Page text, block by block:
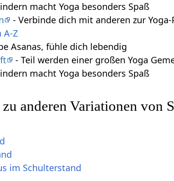
macht Yoga besonders Spaß
- Verbinde dich mit anderen zur
A-Z
Asanas, fühle dich lebendig
- Teil werden einer großen Yoga
macht Yoga besonders Spaß
anderen Variationen von
im Schulterstand